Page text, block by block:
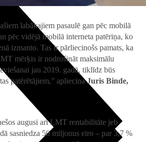
labākajiem pasaulē gan pēc mobilā
pēc vidējā mobilā interneta patēriņa, ko
izmanto. Tas ir pārliecinošs pamats, ka
mērķis ir nodrošināt maksimālu
jau 2019. gadā, tiklīdz būs
patērētājiem,” apliecinaJuris Binde,
augusi arī LMT rentabilitāte jeb
sasniedza 50 miljonus eiro – par 3,7 %